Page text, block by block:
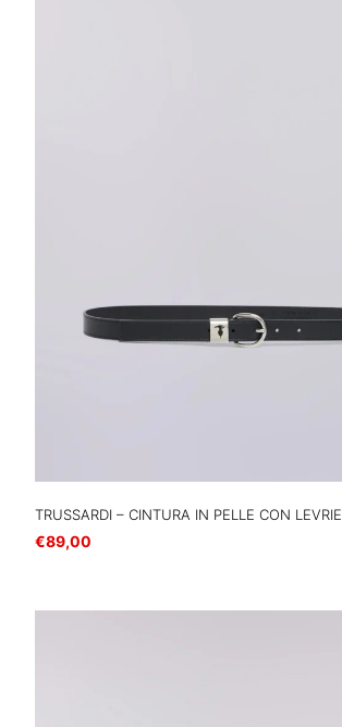
TRUSSARDI – CINTURA IN PELLE CON
€89,00